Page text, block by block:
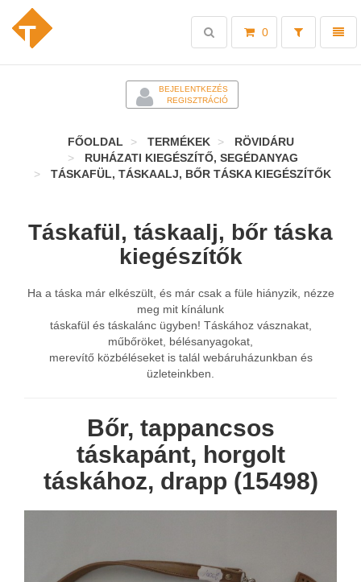
Toggle
0
Toggle
search
BEJELENTKEZÉS
REGISZTRÁCIÓ
FŐOLDAL TERMÉKEK
RÖVIDÁRU
RUHÁZATI KIEGÉSZÍTŐ, SEGÉDANYAG
TÁSKAFÜL, TÁSKAALJ, BŐR TÁSKA KIEGÉSZÍTŐK
Táskafül, táskaalj, bőr táska
kiegészítők
Ha a táska már elkészült, és már csak a füle hiányzik, nézze
meg mit kínálunk
táskafül és táskalánc ügyben! Táskához vásznakat,
műbőröket, bélésanyagokat,
merevítő közbéléseket is talál webáruházunkban és
üzleteinkben.
Bőr, tappancsos
táskapánt, horgolt
táskához, drapp (15498)